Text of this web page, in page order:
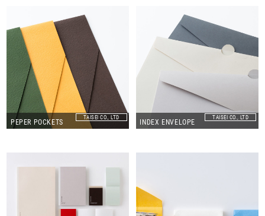
PEPER POCKETS TAISEI CO., LTD INDEX ENVELOPE TAISEI CO., LTD